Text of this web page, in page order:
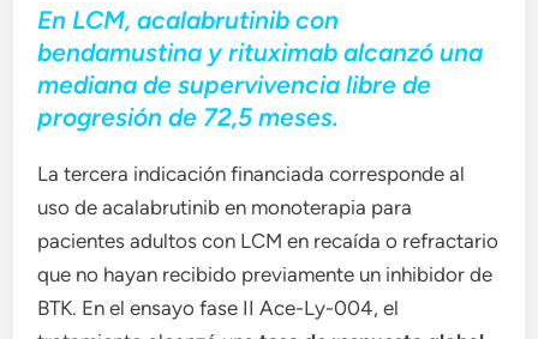
En LCM, acalabrutinib con
bendamustina y rituximab alcanzó una
mediana de supervivencia libre de
progresión de 72,5 meses.
La tercera indicación financiada corresponde al
uso de acalabrutinib en monoterapia para
pacientes adultos con LCM en recaída o refractario
que no hayan recibido previamente un inhibidor de
BTK. En el ensayo fase II Ace-Ly-004, el